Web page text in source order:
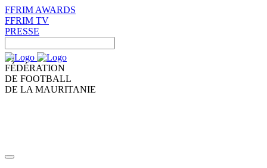
FFRIM AWARDS
FFRIM TV
PRESSE
FÉDÉRATION
DE FOOTBALL
DE LA MAURITANIE